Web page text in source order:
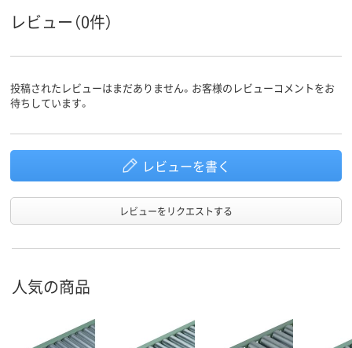
レビュー（0件）
投稿されたレビューはまだありません。お客様のレビューコメントをお
待ちしています。
レビューを書く
レビューをリクエストする
人気の商品